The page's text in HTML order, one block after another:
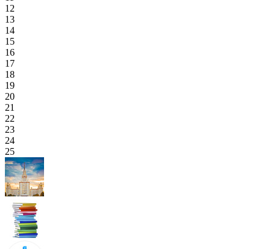
12
13
14
15
16
17
18
19
20
21
22
23
24
25